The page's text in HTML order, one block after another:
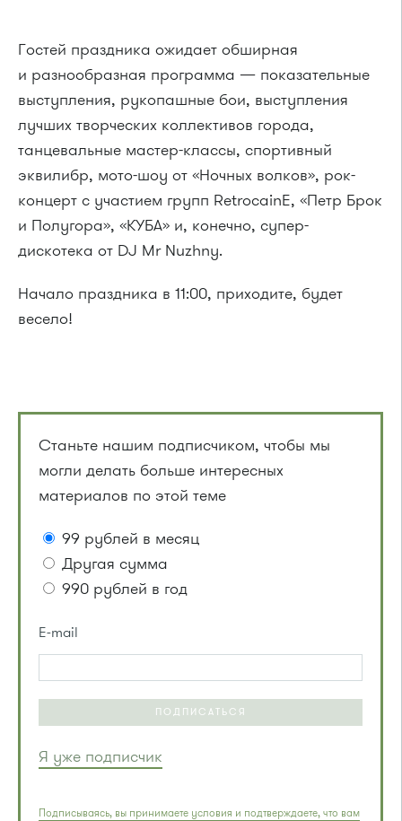
Гостей праздника ожидает обширная
и разнообразная программа — показательные
выступления, рукопашные бои, выступления
лучших творческих коллективов города,
танцевальные мастер-классы, спортивный
эквилибр, мото-шоу от «Ночных волков», рок-
концерт с участием групп RetrocainE, «Петр Брок
и Полугора», «КУБА» и, конечно, супер-
дискотека от DJ Mr Nuzhny.
Начало праздника в 11:00, приходите, будет
весело!
Станьте нашим подписчиком, чтобы мы
могли делать больше интересных
материалов по этой теме
99 рублей в месяц
Другая сумма
990 рублей в год
E-mail
ПОДПИСАТЬСЯ
Я уже подписчик
Подписываясь, вы принимаете условия и подтверждаете, что вам